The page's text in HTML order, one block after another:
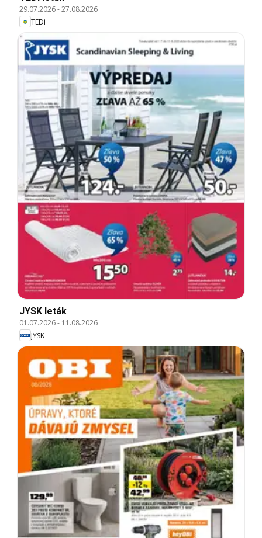
29.07.2026-27.08.2026
TEDi
JYSK leták
01.07.2026- 11.08.2026
JYSK